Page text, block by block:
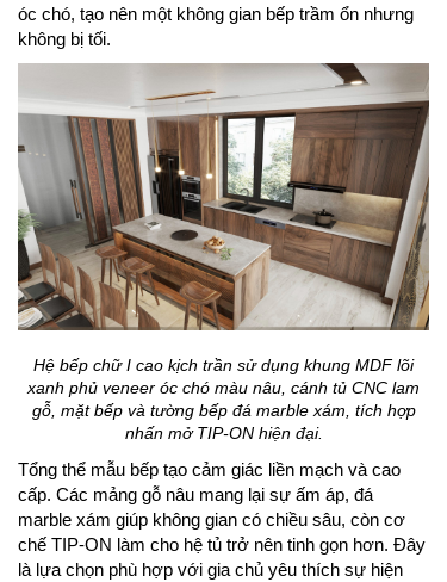
óc chó, tạo nên một không gian bếp trầm ổn nhưng
không bị tối.
Hệ bếp chữ I cao kịch trần sử dụng khung MDF lõi
xanh phủ veneer óc chó màu nâu, cánh tủ CNC lam
gỗ, mặt bếp và tường bếp đá marble xám, tích hợp
nhấn mở TIP-ON hiện đại.
Tổng thể mẫu bếp tạo cảm giác liền mạch và cao
cấp. Các mảng gỗ nâu mang lại sự ấm áp, đá
marble xám giúp không gian có chiều sâu, còn cơ
chế TIP-ON làm cho hệ tủ trở nên tinh gọn hơn. Đây
là lựa chọn phù hợp với gia chủ yêu thích sự hiện